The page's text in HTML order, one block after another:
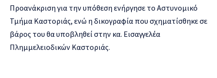
Προανάκριση για την υπόθεση ενήργησε το Αστυνομικό
Τμήμα Καστοριάς, ενώ η δικογραφία που σχηματίσθηκε σε
βάρος του θα υποβληθεί στην κα. Εισαγγελέα
Πλημμελειοδικών Καστοριάς.